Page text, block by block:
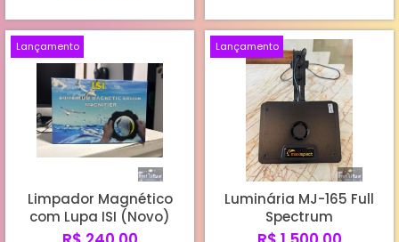
Lançamento
Limpador Magnético
com Lupa ISI (Novo)
Lançamento
Luminária MJ-165 Full
Spectrum